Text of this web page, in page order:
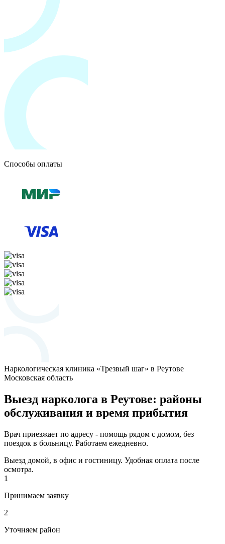
Способы оплаты
Наркологическая клиника «Трезвый шаг» в Реутове
Московская область
Выезд нарколога в Реутове: районы
обслуживания и время прибытия
Врач приезжает по адресу - помощь рядом с домом, без
поездок в больницу. Работаем ежедневно.
Выезд домой, в офис и гостиницу. Удобная оплата после
осмотра.
1
Принимаем заявку
2
Уточняем район